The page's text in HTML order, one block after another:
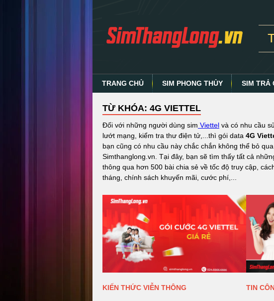
TRANG CHỦ SIM PHONG THỦY SIM TRẢ
TỪ KHÓA: 4G VIETTEL
Đối với những người dùng sim Viettel và có nhu cầu
lướt mạng, kiểm tra thư điện tử,...thì gói data 4G
bạn cũng có nhu cầu này chắc chắn không thể bỏ
Simthanglong.vn. Tại đây, bạn sẽ tìm thấy tất cả
thông qua hơn 500 bài chia sẻ về tốc độ truy cập,
tháng, chính sách khuyến mãi, cước phí,...
KIẾN THỨC VIỄN THÔNG TIN